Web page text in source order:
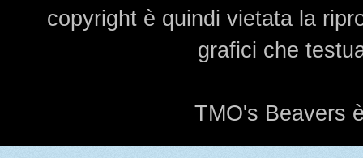
copyright è quindi vietata la
grafici che
TMO's Beavers